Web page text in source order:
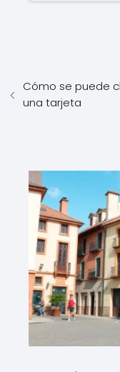
Cómo se puede
una tarjeta